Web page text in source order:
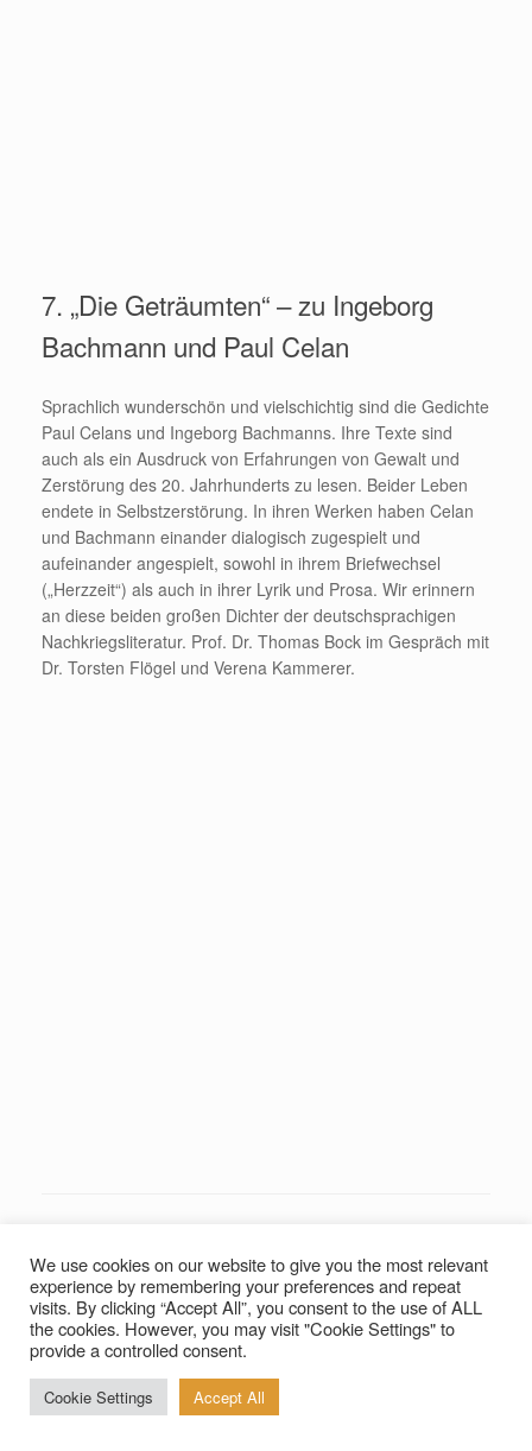
7. „Die Geträumten“ – zu Ingeborg
Bachmann und Paul Celan
Sprachlich wunderschön und vielschichtig sind die Gedichte
Paul Celans und Ingeborg Bachmanns. Ihre Texte sind
auch als ein Ausdruck von Erfahrungen von Gewalt und
Zerstörung des 20. Jahrhunderts zu lesen. Beider Leben
endete in Selbstzerstörung. In ihren Werken haben Celan
und Bachmann einander dialogisch zugespielt und
aufeinander angespielt, sowohl in ihrem Briefwechsel
(„Herzzeit“) als auch in ihrer Lyrik und Prosa. Wir erinnern
an diese beiden großen Dichter der deutschsprachigen
Nachkriegsliteratur. Prof. Dr. Thomas Bock im Gespräch mit
Dr. Torsten Flögel und Verena Kammerer.
Der Landesverband Sozialpsychiatrie
Mecklenburg-Vorpommern e.V. jetzt auch
auf YouTube
Veröffentlicht amDezember 26, 2021
We use cookies on our website to give you the most relevant
experience by remembering your preferences and repeat
visits. By clicking “Accept All”, you consent to the use of ALL
the cookies. However, you may visit "Cookie Settings" to
provide a controlled consent.
Cookie Settings Accept All